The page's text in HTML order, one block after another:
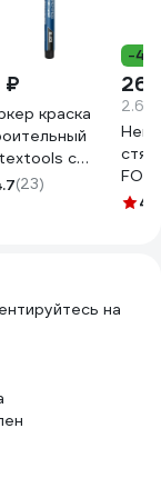
₽
краска
с
(23)
-
2.69
4.4
на